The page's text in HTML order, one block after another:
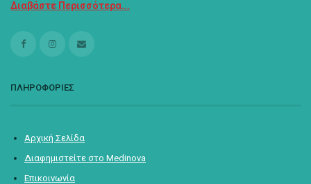
Διαβάστε Περισσότερα...
ΠΛΗΡΟΦΟΡΙΕΣ
Αρχική Σελίδα
Διαφημιστείτε στο Medinova
Επικοινωνία